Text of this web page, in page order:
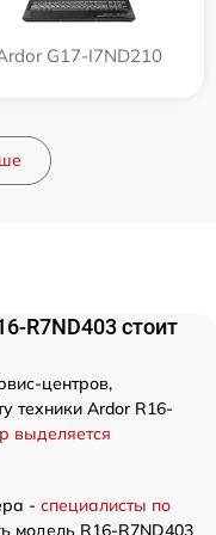
G17-I7ND210
R7ND403 стоит
центров,
техники Ardor R16-
выделяется
- специалисты по
модель R16-R7ND403